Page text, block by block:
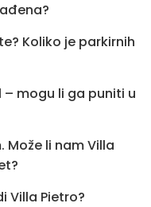
Koliko je parkirnih
mogu li ga puniti u
Može li nam Villa
Villa Pietro?